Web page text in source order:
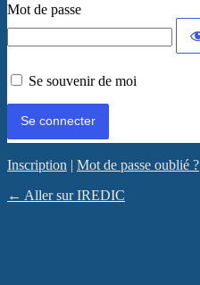
Mot de passe
Se souvenir de moi
Inscription | Mot de passe oublié ?
← Aller sur IREDIC